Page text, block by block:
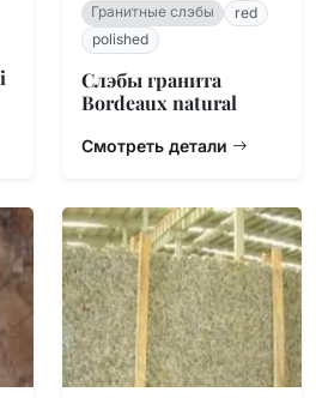
Гранитные слэбы
red
polished
Слэбы гранита
Bordeaux natural
Смотреть детали